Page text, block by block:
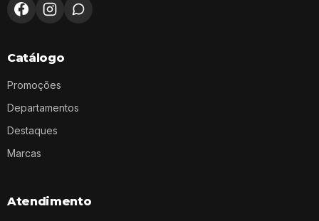
Catálogo
Promoções
Departamentos
Destaques
Marcas
Atendimento